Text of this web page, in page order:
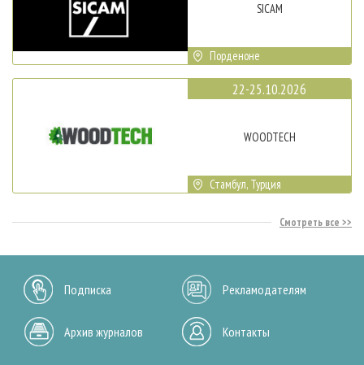
SICAM
Порденоне
22-25.10.2026
WOODTECH
Стамбул, Турция
Смотреть все
Подписка Рекламодателям
Архив журналов Контакты